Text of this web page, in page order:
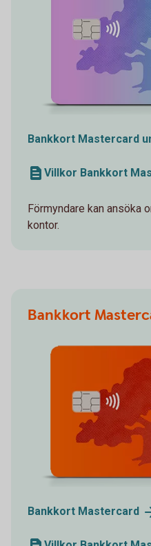
Bankkort Mastercard
Villkor Bankkort
Förmyndare kan ansöka
kontor.
Bankkort
Bankkort Mastercard